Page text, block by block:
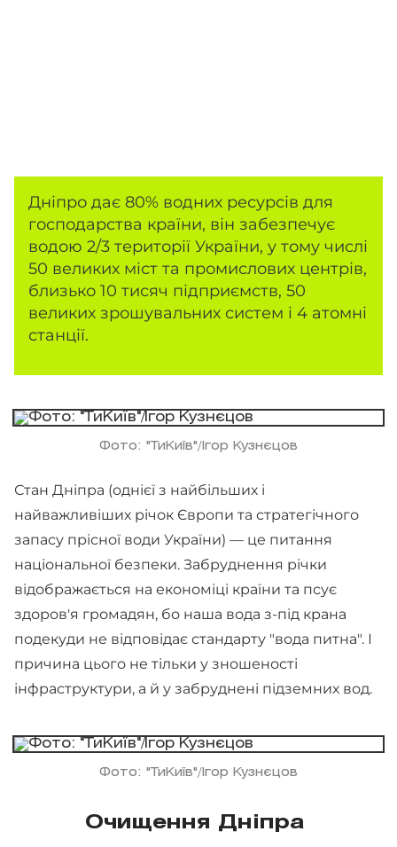
Дніпро дає 80% водних ресурсів для
господарства країни, він забезпечує
водою 2/3 території України, у тому числі
50 великих міст та промислових центрів,
близько 10 тисяч підприємств, 50
великих зрошувальних систем і 4 атомні
станції.
Фото: "ТиКиїв"/Ігор Кузнєцов
Стан Дніпра (однієї з найбільших і
найважливіших річок Європи та стратегічного
запасу прісної води України) — це питання
національної безпеки. Забруднення річки
відображається на економіці країни та псує
здоров'я громадян, бо наша вода з-під крана
подекуди не відповідає стандарту "вода питна". І
причина цього не тільки у зношеності
інфраструктури, а й у забруднені підземних вод.
Фото: "ТиКиїв"/Ігор Кузнєцов
Очищення Дніпра